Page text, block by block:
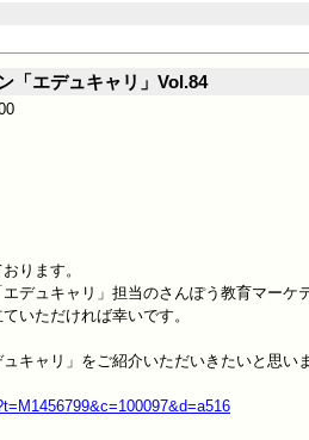
「エデュキャリ」Vol.84
ります。
デュキャリ」担当のさんぽう教育マーケ
いただければ幸いです。
キャリ」をご紹介いただいきたいと思